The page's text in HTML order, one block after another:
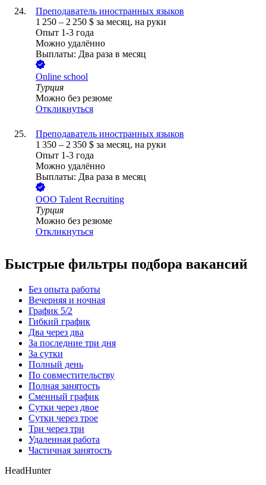
Преподаватель иностранных языков
1 250 – 2 250 $ за месяц, на руки
Опыт 1-3 года
Можно удалённо
Выплаты: Два раза в месяц
Online school
Турция
Можно без резюме
Откликнуться
Преподаватель иностранных языков
1 350 – 2 350 $ за месяц, на руки
Опыт 1-3 года
Можно удалённо
Выплаты: Два раза в месяц
ООО Talent Recruiting
Турция
Можно без резюме
Откликнуться
Быстрые фильтры подбора вакансий
Без опыта работы
Вечерняя и ночная
График 5/2
Гибкий график
Два через два
За последние три дня
За сутки
Полный день
По совместительству
Полная занятость
Сменный график
Сутки через двое
Сутки через трое
Три через три
Удаленная работа
Частичная занятость
HeadHunter